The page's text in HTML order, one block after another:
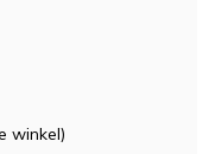
winkel)